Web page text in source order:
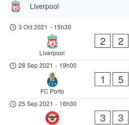
Liverpool
3 Oct 2021 - 15h30
Liverpool
2 2
28 Sep 2021 - 19h00
FC Porto
1 5
25 Sep 2021 - 16h30
3 3